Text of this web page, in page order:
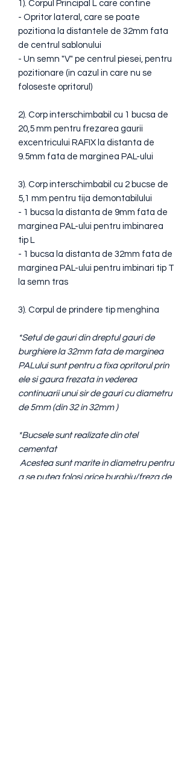
1). Corpul Principal L care contine
- Opritor lateral, care se poate
pozitiona la distantele de 32mm fata
de centrul sablonului
- Un semn "V" pe centrul piesei, pentru
pozitionare (in cazul in care nu se
foloseste opritorul)
2). Corp interschimbabil cu 1 bucsa de
20,5 mm pentru frezarea gaurii
excentricului RAFIX la distanta de
9.5mm fata de marginea PAL-ului
3). Corp interschimbabil cu 2 bucse de
5,1 mm pentru tija demontabilului
- 1 bucsa la distanta de 9mm fata de
marginea PAL-ului pentru imbinarea
tip L
- 1 bucsa la distanta de 32mm fata de
marginea PAL-ului pentru imbinari tip T
la semn tras
3). Corpul de prindere tip menghina
*Setul de gauri din dreptul gauri de
burghiere la 32mm fata de marginea
PALului sunt pentru a fixa opritorul prin
ele si gaura frezata in vederea
continuarii unui sir de gauri cu diametru
de 5mm (din 32 in 32mm )
*Bucsele sunt realizate din otel
cementat
Acestea sunt marite in diametru pentru
a se putea folosi orice burghiu/freza de